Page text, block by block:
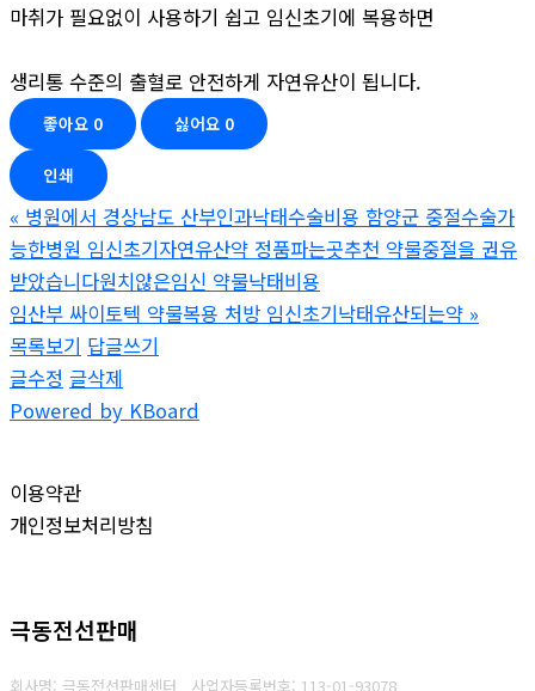
마취가 필요없이 사용하기 쉽고 임신초기에 복용하면
생리통 수준의 출혈로 안전하게 자연유산이 됩니다.
좋아요 0 싫어요 0
인쇄
« 병원에서 경상남도 산부인과낙태수술비용 함양군 중절수술가
능한병원 임신초기자연유산약 정품파는곳추천 약물중절을 권유
받았습니다원치않은임신 약물낙태비용
임산부 싸이토텍 약물복용 처방 임신초기낙태유산되는약 »
목록보기 답글쓰기
글수정 글삭제
Powered by KBoard
이용약관
개인정보처리방침
극동전선판매
회사명: 극동전선판매센터 사업자등록번호: 1 13-01-93078